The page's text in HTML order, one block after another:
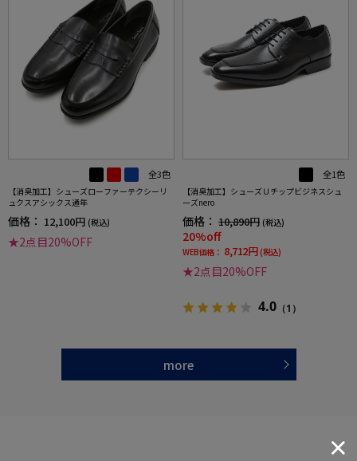
全3色
【消臭加工】シューズローファーテクシーリ
ュクスアシックス通年
価格： 12,100円 (税込)
★2点目20%OFF
全1色
【消臭加工】シューズＵチップビジネスシュ
ーズnero
価格： 10,890円 (税込)
20%off
WEB価格： 8,712円 (税込)
★2点目20%OFF
4.0 （1）
more